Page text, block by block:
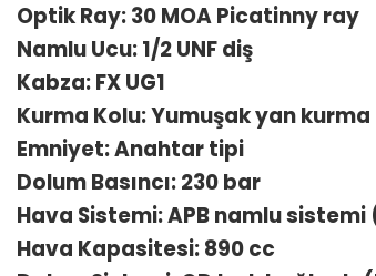
Optik Ray: 30 MOA Picatinny ray
Namlu Ucu: 1/2 UNF diş
Kabza: FX UG1
Kurma Kolu: Yumuşak yan
Emniyet: Anahtar tipi
Dolum Basıncı: 230 bar
Hava Sistemi: APB namlu
Hava Kapasitesi: 890 cc